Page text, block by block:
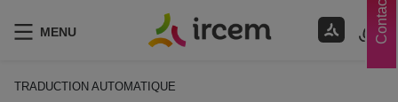
Contacts
MENU
TRADUCTION AUTOMATIQUE